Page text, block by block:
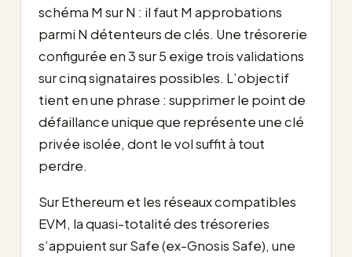
schéma M sur N : il faut M approbations
parmi N détenteurs de clés. Une trésorerie
configurée en 3 sur 5 exige trois validations
sur cinq signataires possibles. L’objectif
tient en une phrase : supprimer le point de
défaillance unique que représente une clé
privée isolée, dont le vol suffit à tout
perdre.
Sur Ethereum et les réseaux compatibles
EVM, la quasi-totalité des trésoreries
s’appuient sur Safe (ex-Gnosis Safe), une